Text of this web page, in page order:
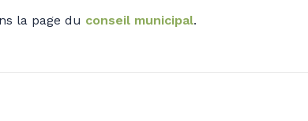
la page du conseil municipal.